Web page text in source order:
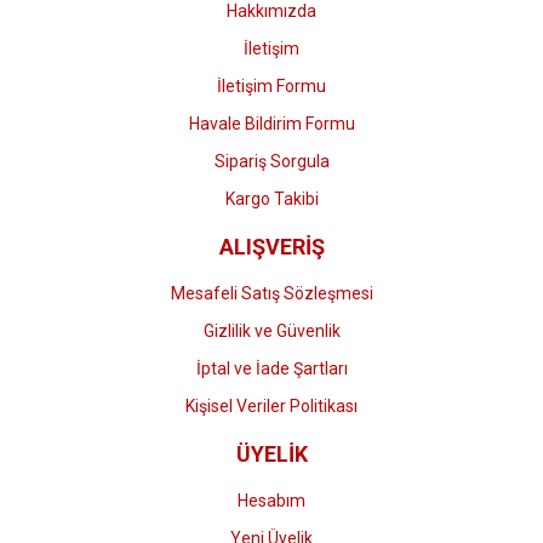
Gönder
Hakkımızda
İletişim
İletişim Formu
Havale Bildirim Formu
Sipariş Sorgula
Kargo Takibi
ALIŞVERİŞ
Mesafeli Satış Sözleşmesi
Gizlilik ve Güvenlik
İptal ve İade Şartları
Kişisel Veriler Politikası
ÜYELİK
Hesabım
Yeni Üyelik